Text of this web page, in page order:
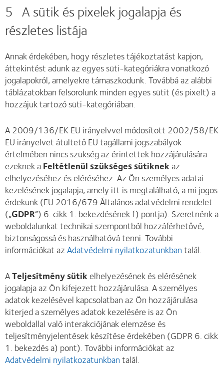
5 A sütik és pixelek jogalapja és
részletes listája
Annak érdekében, hogy részletes tájékoztatást kapjon,
áttekintést adunk az egyes süti-kategóriákra vonatkozó
jogalapokról, amelyekre támaszkodunk. Továbbá az alábbi
táblázatokban felsorolunk minden egyes sütit (és pixelt) a
hozzájuk tartozó süti-kategóriában.
A 2009/136/EK EU irányelvvel módosított 2002/58/EK
EU irányelvet átültető EU tagállami jogszabályok
értelmében nincs szükség az érintettek hozzájárulására
ezeknek aFeltétlenül szükséges sütiknekaz
elhelyezéséhez és eléréséhez. Az Ön személyes adatai
kezelésének jogalapja, amely itt is megtalálható, a mi jogos
érdekünk (EU 2016/679 Általános adatvédelmi rendelet
(„GDPR”) 6. cikk 1. bekezdésének f) pontja). Szeretnénk a
weboldalunkat technikai szempontból hozzáférhetővé,
biztonságossá és használhatóvá tenni. További
információkat azAdatvédelmi nyilatkozatunkbantalál.
ATeljesítmény sütikelhelyezésének és elérésének
jogalapja az Ön kifejezett hozzájárulása. A személyes
adatok kezelésével kapcsolatban az Ön hozzájárulása
kiterjed a személyes adatok kezelésére is az Ön
weboldallal való interakciójának elemzése és
teljesítményjelentések készítése érdekében (GDPR 6. cikk
1. bekezdés a) pont). További információkat az
Adatvédelmi nyilatkozatunkbantalál.